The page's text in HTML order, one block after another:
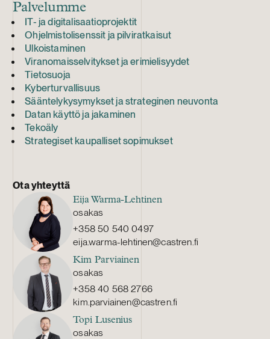
Palvelumme
IT- ja digitalisaatioprojektit
Ohjelmistolisenssit ja pilviratkaisut
Ulkoistaminen
Viranomaisselvitykset ja erimielisyydet
Tietosuoja
Kyberturvallisuus
Sääntelykysymykset ja strateginen neuvonta
Datan käyttö ja jakaminen
Tekoäly
Strategiset kaupalliset sopimukset
Ota yhteyttä
Eija Warma-Lehtinen
osakas
+358 50 540 0497
eija.warma-lehtinen@castren.fi
Kim Parviainen
osakas
+358 40 568 2766
kim.parviainen@castren.fi
Topi Lusenius
osakas